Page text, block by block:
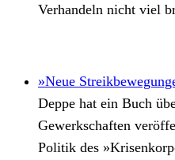
Verhandeln nicht viel
»Neue
Deppe hat ein Buch
Gewerkschaften
Politik des